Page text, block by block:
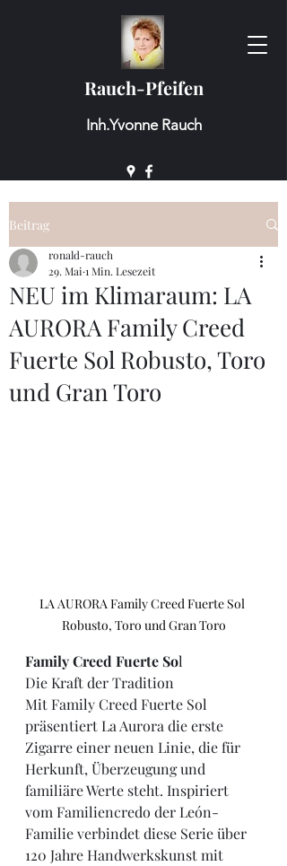
Rauch-Pfeifen
Inh.Yvonne Rauch
Beitrag
NEU im Klimaraum: LA
AURORA Family Creed
Fuerte Sol Robusto, Toro
und Gran Toro
ronald-rauch
29. Mai 1 Min. Lesezeit
LA AURORA Family Creed Fuerte Sol
Robusto, Toro und Gran Toro
Family Creed Fuerte Sol
Die Kraft der Tradition
Mit Family Creed Fuerte Sol
präsentiert La Aurora die erste
Zigarre einer neuen Linie, die für
Herkunft, Überzeugung und
familiäre Werte steht. Inspiriert
vom Familiencredo der León-
Familie verbindet diese Serie über
120 Jahre Handwerkskunst mit